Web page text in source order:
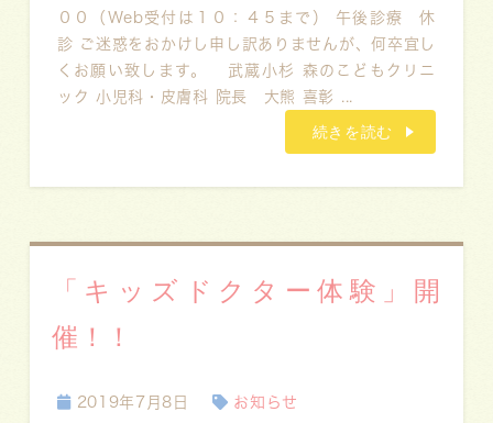
００（Web受付は１０：４５まで） 午後診療 休
診 ご迷惑をおかけし申し訳ありませんが、何卒宜し
くお願い致します。 武蔵小杉 森のこどもクリニ
ック 小児科・皮膚科 院長 大熊 喜彰 ...
続きを読む
「キッズドクター体験」開
催！！
2019年7月8日 お知らせ